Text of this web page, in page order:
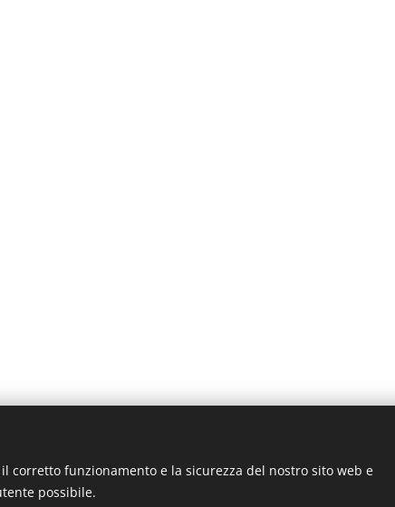
ST-GARAGE di Fabrizio Signorino sas - Via
corretto funzionamento e la sicurezza del nostro sito web e
possibile.